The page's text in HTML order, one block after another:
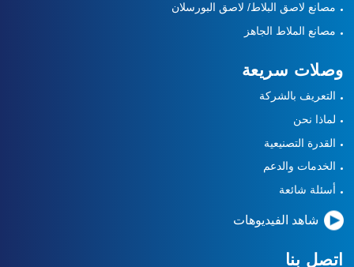
مصانع لاصق البلاط/ لاصق البورسلان
مصانع الملاط الجاهز
وصلات سريعة
التعريف بالشركة
لماذا نحن
القدرة التصنيعية
الخدمات والدعم
أسئلة شائعة
شاهد الفيديوهات
اتصل بنا